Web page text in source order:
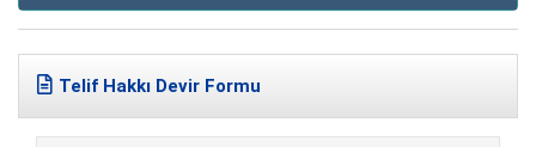
Telif Hakkı Devir Formu